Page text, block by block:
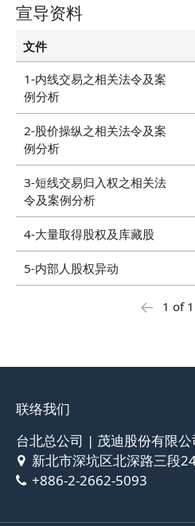
宣导资料
文件
1-内线交易之相关法令及案
例分析
2-股价操纵之相关法令及案
例分析
3-短线交易归入权之相关法
令及案例分析
4-大量取得股权及库藏股
5-内部人股权异动
← 1 of 1
联络我们
台北总公司 | 茂迪股份有限公
新北市深坑区北深路三段
+886-2-2662-5093